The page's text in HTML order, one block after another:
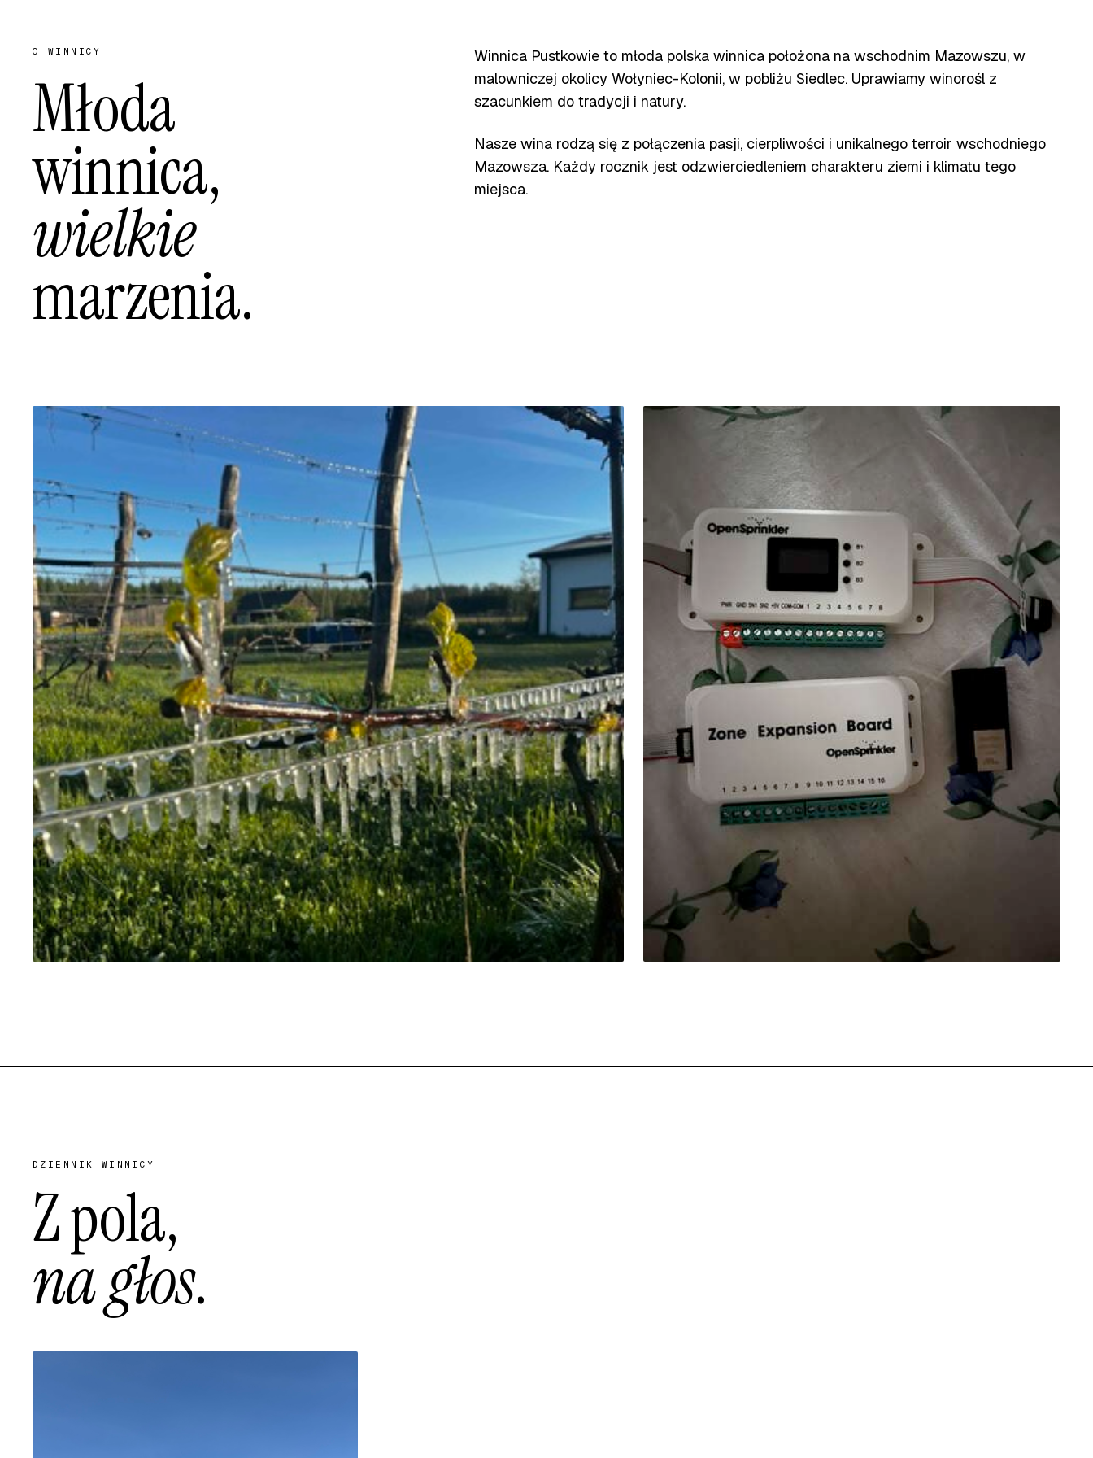
O WINNICY
Młoda
winnica,
wielkie
marzenia.
Winnica Pustkowie to młoda polska winnica położona na wschodnim Mazowszu, w
malowniczej okolicy Wołyniec-Kolonii, w pobliżu Siedlec. Uprawiamy winorośl z
szacunkiem do tradycji i natury.
Nasze wina rodzą się z połączenia pasji, cierpliwości i unikalnego terroir wschodniego
Mazowsza. Każdy rocznik jest odzwierciedleniem charakteru ziemi i klimatu tego
miejsca.
DZIENNIK WINNICY
Z pola,
na głos.